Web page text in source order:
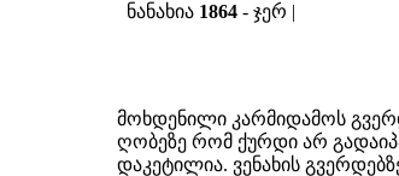
ნანახია 1864 - ჯერ |
მოხდენილი კარმიდამოს
ღობეზე რომ ქურდი არ
დაკეტილია. ვენახის